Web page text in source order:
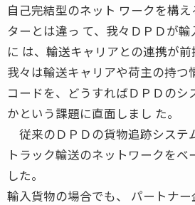
自己完結型のネット ワークを構
ターとは違っ て、我々ＤＰＤが
に は、輸送キャリアとの連携が前
我々は輸送キャリアや荷主の持つ
コードを、どうすればＤＰＤのシ
かという課題に直面しまし た。
従来のＤＰＤの貨物追跡システ
トラック輸送のネットワークをベ
した。
輸入貨物の場合でも、 パートナ